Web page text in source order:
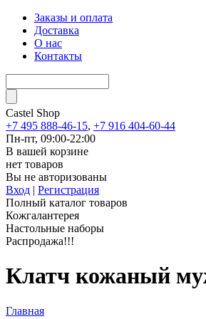
Заказы и оплата
Доставка
О нас
Контакты
Castel Shop
+7 495 888-46-15, +7 916 404-60-44
Пн-пт, 09:00-22:00
В вашей корзине
нет товаров
Вы не авторизованы
Вход | Регистрация
Полный каталог товаров
Кожгалантерея
Настольные наборы
Распродажа!!!
Клатч кожаный
Главная